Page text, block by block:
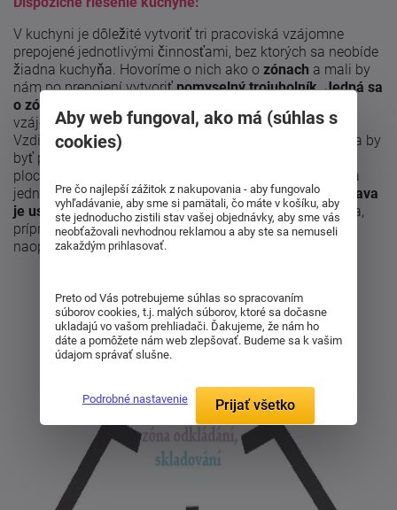
V kuchyni je dôležité vytvoriť tri pracoviská vzájomne
prepojené jednotlivými činnosťami, bez ktorých sa neobíde
žiadna kuchyňa. Hovoríme o nich ako o zónach a mali by
nám po prepojení vytvoriťpomyselný trojuholník.Jedná sa
o zónu umývania, varenia a pracovnú zónu
vzájomne prepojené zónami skladovania a odkladania.
Vzdialenosť medzi nimi by nemala byť príliš veľká, mala by
byť pohodlná, bezpečná a nadväzovať na odkladaciu
plochu. Pre plynulý pohyb v kuchyni je dôležitá aj výška
jednotlivých zón a ich účelné usporiadanie. Sprava doľava
je usporiadaniepre pravákov nasledujúce: zóna varenia,
prípravy, umývania a odkladacia zóna (pre ľavákov
naopak).
Aby web fungoval, ako má (súhlas s
cookies)
Pre čo najlepší zážitok z nakupovania - aby fungovalo
vyhľadávanie, aby sme si pamätali, čo máte v košíku, aby
ste jednoducho zistili stav vašej objednávky, aby sme vás
neobťažovali nevhodnou reklamou a aby ste sa nemuseli
zakaždým prihlasovať.
Preto od Vás potrebujeme súhlas so spracovaním
súborov cookies, t.j. malých súborov, ktoré sa dočasne
ukladajú vo vašom prehliadači. Ďakujeme, že nám ho
dáte a pomôžete nám web zlepšovať. Budeme sa k vašim
údajom správať slušne.
Podrobné nastavenie Prijať všetko